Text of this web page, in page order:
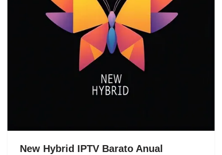
New Hybrid IPTV Barato Anual